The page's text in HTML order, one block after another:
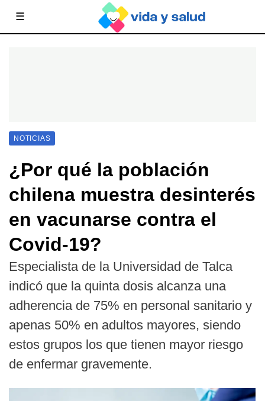
☰
NOTICIAS
¿Por qué la población
chilena muestra desinterés
en vacunarse contra el
Covid-19?
Especialista de la Universidad de Talca
indicó que la quinta dosis alcanza una
adherencia de 75% en personal sanitario y
apenas 50% en adultos mayores, siendo
estos grupos los que tienen mayor riesgo
de enfermar gravemente.